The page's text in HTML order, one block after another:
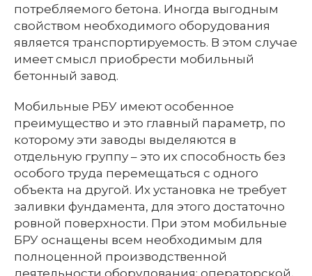
потребляемого бетона. Иногда выгодным
свойством необходимого оборудования
является транспортируемость. В этом случае
имеет смысл приобрести мобильный
бетонный завод.
Мобильные РБУ имеют особенное
преимущество и это главный параметр, по
которому эти заводы выделяются в
отдельную группу – это их способность без
особого труда перемещаться с одного
объекта на другой. Их установка не требует
заливки фундамента, для этого достаточно
ровной поверхности. При этом мобильные
БРУ оснащены всем необходимым для
полноценной производственной
деятельности оборудования: операторской,